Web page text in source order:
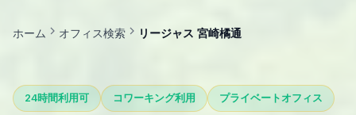
ホーム オフィス検索 リージャス 宮崎橘通
24時間利用可 コワーキング利用 プライベートオフィス